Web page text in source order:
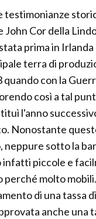
Cor della
prima in Irlanda
terra di
con la
così a tal
l'anno
Nonostante
sotto la
infatti piccole e
molto
di una tassa
anche una